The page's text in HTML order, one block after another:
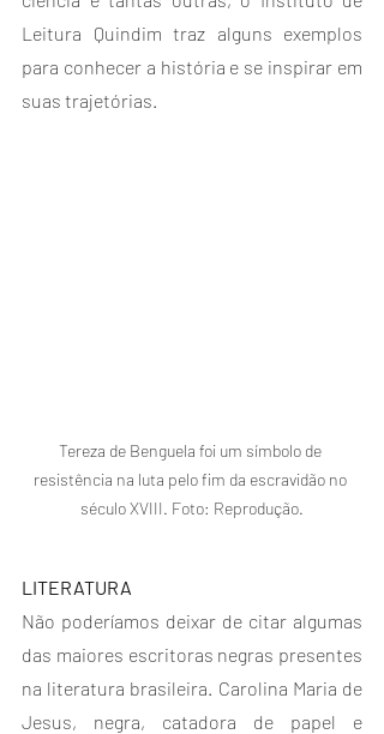
Leitura Quindim traz alguns exemplos
para conhecer a história e se inspirar em
suas trajetórias.
Tereza de Benguela foi um símbolo de
resistência na luta pelo fim da escravidão no
século XVIII. Foto: Reprodução.
LITERATURA
Não poderíamos deixar de citar algumas
das maiores escritoras negras presentes
na literatura brasileira. Carolina Maria de
Jesus, negra, catadora de papel e